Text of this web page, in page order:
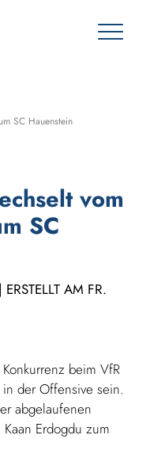
SC Hauenstein
vom
SC
AM FR. 1
beim VfR
der Offensive sein.
abgelaufenen
Erdogdu zum